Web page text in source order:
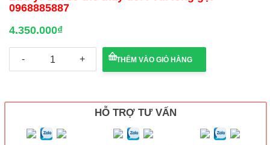
0968885887
4.350.000₫
phun
wifi,
in
THÊM VÀO GIỎ HÀNG
HỖ TRỢ TƯ VẤN